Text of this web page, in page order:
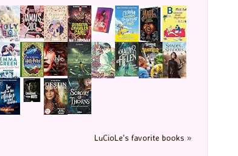
LuCioLe's favorite books »